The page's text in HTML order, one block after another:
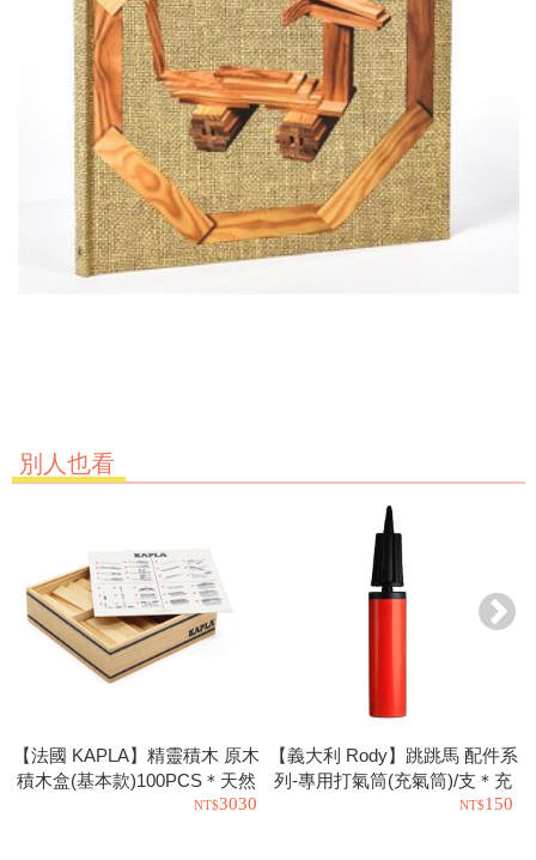
別人也看
【法國 KAPLA】精靈積木 原木
積木盒(基本款)100PCS＊天然
松木益智操作幼教積木3030
【義大利 Rody】跳跳馬 配件系
列-專用打氣筒(充氣筒)/支＊充
氣工具.充氣球.玩具也可以使用
150